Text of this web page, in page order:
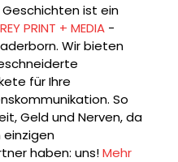
ist ein
PRINT + MEDIA -
Wir bieten
für Ihre
So
Geld und Nerven, da
einzigen
haben: uns!Mehr